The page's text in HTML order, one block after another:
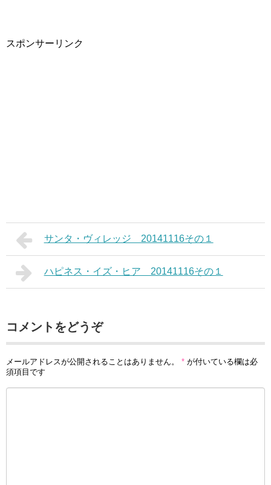
スポンサーリンク
サンタ・ヴィレッジ 20141116その１
ハピネス・イズ・ヒア 20141116その１
コメントをどうぞ
メールアドレスが公開されることはありません。 * が付いている欄は必
須項目です